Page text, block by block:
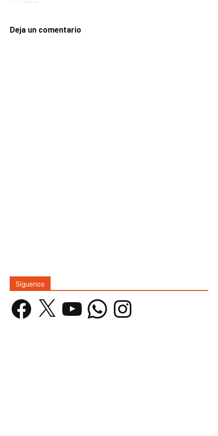
Deja un comentario
Síguenos
Facebook YouTube WhatsAppInstagram